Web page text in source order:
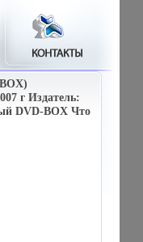
г Издатель:
DVD-BOX Что